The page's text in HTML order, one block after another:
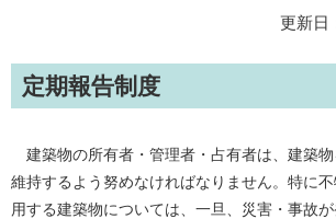
更新日
定期報告制度
建築物の所有者・管理者・占有者は、建築
維持するよう努めなければなりません。特に
用する建築物については、一旦、災害・事故